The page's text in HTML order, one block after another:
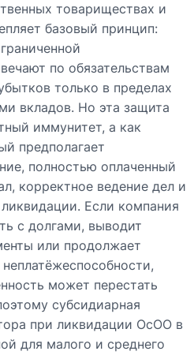
товариществах и
базовый принцип:
по обязательствам
только в пределах
вкладов. Но эта защита
иммунитет, а как
предполагает
полностью оплаченный
корректное ведение дел и
Если компания
с долгами, выводит
или продолжает
может перестать
субсидиарная
при ликвидации ОсОО в
для малого и среднего